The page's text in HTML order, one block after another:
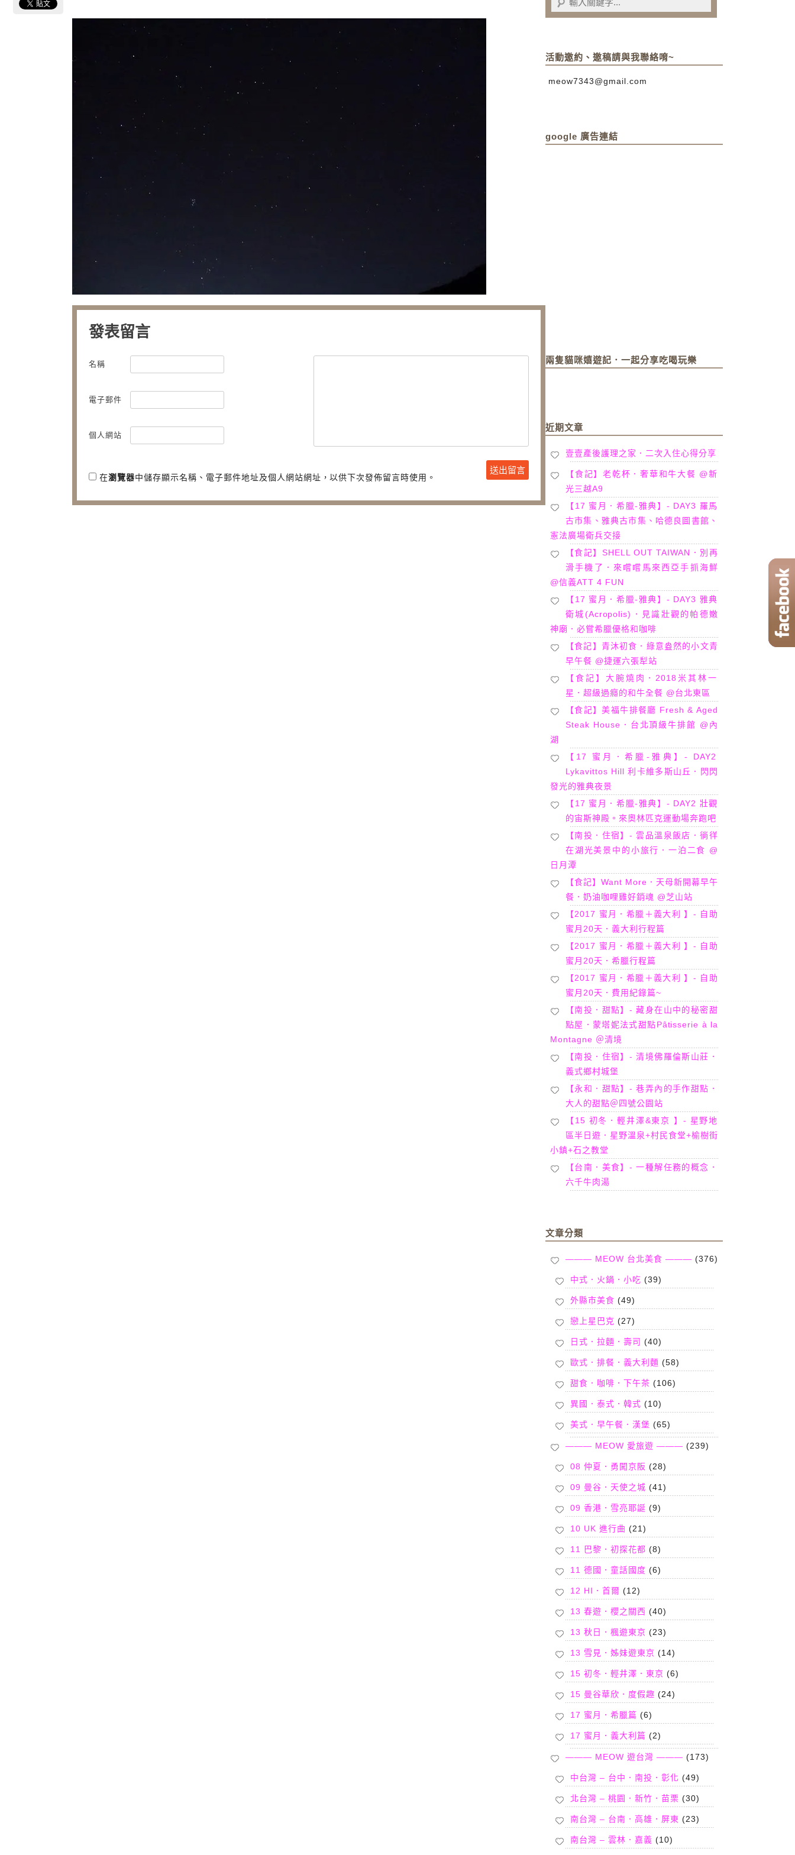
發表留言
名稱
電子郵件
個人網站
在瀏覽器中儲存顯示名稱、電子郵件地址及個人網站網址，以供下次發佈留言時使用。
活動邀約、邀稿請與我聯絡唷~
meow7343@gmail.com
google 廣告連結
兩隻貓咪嬉遊記．一起分享吃喝玩樂
近期文章
壹壹產後護理之家．二次入住心得分享
【食記】老乾杯．奢華和牛大餐 @新
光三越A9
【17 蜜月．希臘-雅典】- DAY3 羅馬
古市集、雅典古市集、哈德良圖書館、
憲法廣場衛兵交接
【食記】SHELL OUT TAIWAN．別再
滑手機了．來嚐嚐馬來西亞手抓海鮮
@信義ATT 4 FUN
【17 蜜月．希臘-雅典】- DAY3 雅典
衛城(Acropolis)．見識壯觀的帕德嫩
神廟．必嘗希臘優格和咖啡
【食記】青沐初食．綠意盎然的小文青
早午餐 @捷運六張犁站
【食記】大腕燒肉．2018米其林一
星．超級過癮的和牛全餐 @台北東區
【食記】美福牛排餐廳 Fresh & Aged
Steak House．台北頂級牛排館 @內
湖
【17 蜜月．希臘-雅典】- DAY2
Lykavittos Hill 利卡維多斯山丘．閃閃
發光的雅典夜景
【17 蜜月．希臘-雅典】- DAY2 壯觀
的宙斯神殿。來奧林匹克運動場奔跑吧
【南投．住宿】- 雲品溫泉飯店．徜徉
在湖光美景中的小旅行．一泊二食 @
日月潭
【食記】Want More．天母新開幕早午
餐．奶油咖哩雞好銷魂 @芝山站
【2017 蜜月．希臘＋義大利 】- 自助
蜜月20天．義大利行程篇
【2017 蜜月．希臘＋義大利 】- 自助
蜜月20天．希臘行程篇
【2017 蜜月．希臘＋義大利 】- 自助
蜜月20天．費用紀錄篇~
【南投．甜點】- 藏身在山中的秘密甜
點屋．蒙塔妮法式甜點Pâtisserie à la
Montagne ＠清境
【南投．住宿】- 清境佛羅倫斯山莊．
義式鄉村城堡
【永和．甜點】- 巷弄內的手作甜點．
大人的甜點＠四號公園站
【15 初冬．輕井澤&東京 】- 星野地
區半日遊．星野溫泉+村民食堂+榆樹街
小鎮+石之教堂
【台南．美食】- 一種解任務的概念．
六千牛肉湯
文章分類
——— MEOW 台北美食 ——— (376)
中式．火鍋．小吃 (39)
外縣市美食 (49)
戀上星巴克 (27)
日式．拉麵．壽司 (40)
歐式．排餐．義大利麵 (58)
甜食．咖啡．下午茶 (106)
異國．泰式．韓式 (10)
美式．早午餐．漢堡 (65)
——— MEOW 愛旅遊 ——— (239)
08 仲夏．勇闖京阪 (28)
09 曼谷．天使之城 (41)
09 香港．雪亮耶誕 (9)
10 UK 進行曲 (21)
11 巴黎．初探花都 (8)
11 德國．童話國度 (6)
12 HI．首爾 (12)
13 春遊．櫻之關西 (40)
13 秋日．楓遊東京 (23)
13 雪見．姊妹遊東京 (14)
15 初冬．輕井澤．東京 (6)
15 曼谷華欣．度假趣 (24)
17 蜜月．希臘篇 (6)
17 蜜月．義大利篇 (2)
——— MEOW 遊台灣 ——— (173)
中台灣 – 台中．南投．彰化 (49)
北台灣 – 桃園．新竹．苗栗 (30)
南台灣 – 台南．高雄．屏東 (23)
南台灣 – 雲林．嘉義 (10)